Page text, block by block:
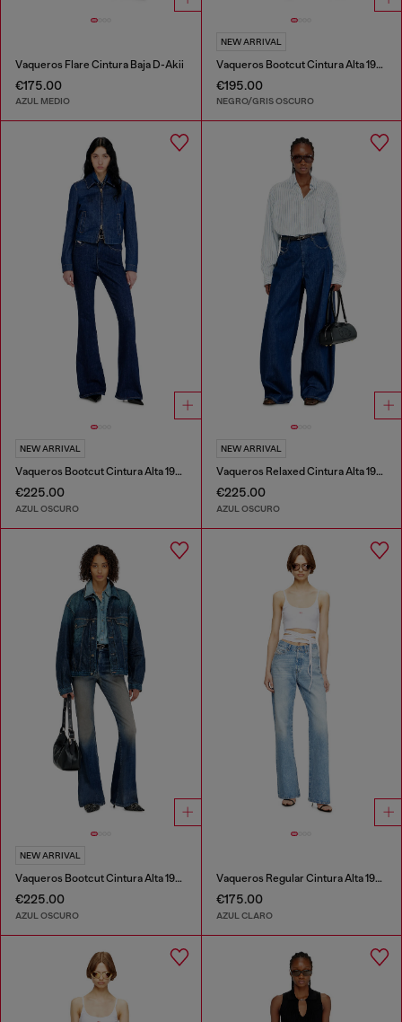
Vaqueros Flare Cintura Baja D-Akii
€175.00
AZUL MEDIO
NEW ARRIVAL
Vaqueros Bootcut Cintura Alta 1973 D-Partt
€195.00
NEGRO/GRIS OSCURO
NEW ARRIVAL
Vaqueros Bootcut Cintura Alta 1973 D-Partt
€225.00
AZUL OSCURO
NEW ARRIVAL
Vaqueros Relaxed Cintura Alta 1987 D-Khelz
€225.00
AZUL OSCURO
NEW ARRIVAL
Vaqueros Bootcut Cintura Alta 1973 D-Partt
€225.00
AZUL OSCURO
Vaqueros Regular Cintura Alta 1971 D-Sent
€175.00
AZUL CLARO